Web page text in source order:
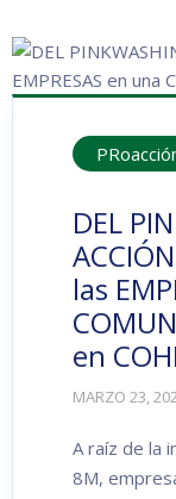
DEL
las
en
MARZO 23,
A raíz de la
8M,